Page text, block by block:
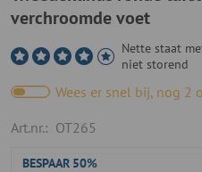
verchroomde voet
Nette staat
niet storend
Wees er snel bij, nog 2
Art.nr.: OT265
BESPAAR 50%